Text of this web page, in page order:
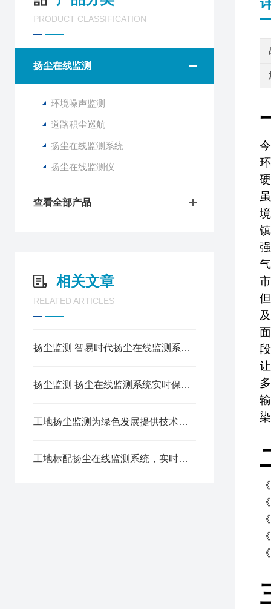
PRODUCT CLASSIFICATION
扬尘在线监测
环境噪声监测
道路积尘巡航
扬尘在线监测系统
扬尘在线监测仪
查看全部产品
相关文章
RELATED ARTICLES
扬尘监测 智易时代扬尘在线监测系统科技助力“无尘”城市建设
扬尘监测 扬尘在线监测系统实时保障环境空气质量
工地扬尘监测为绿色发展提供技术支撑
工地标配扬尘在线监测系统，实时监测颗粒物污染